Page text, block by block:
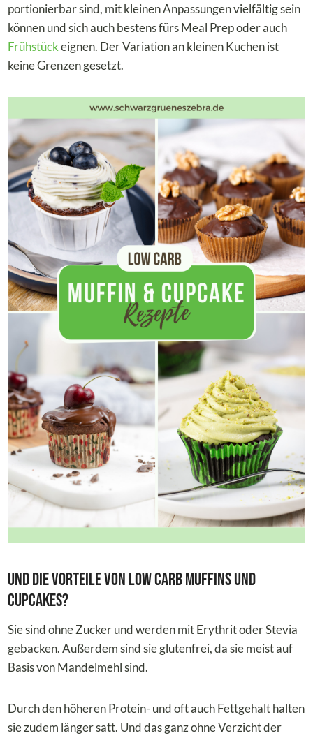
portionierbar sind, mit kleinen Anpassungen vielfältig sein
können und sich auch bestens fürs Meal Prep oder auch
Frühstückeignen. Der Variation an kleinen Kuchen ist
keine Grenzen gesetzt.
Und die Vorteile von Low Carb Muffins und
Cupcakes?
Sie sind ohne Zucker und werden mit Erythrit oder Stevia
gebacken. Außerdem sind sie glutenfrei, da sie meist auf
Basis von Mandelmehl sind.
Durch den höheren Protein- und oft auch Fettgehalt halten
sie zudem länger satt. Und das ganz ohne Verzicht der